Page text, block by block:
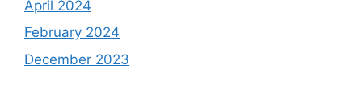
April 2024
February 2024
December 2023